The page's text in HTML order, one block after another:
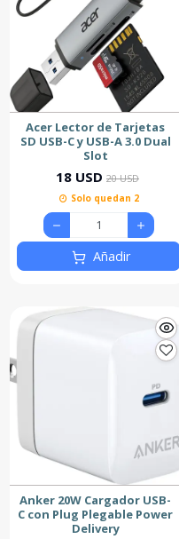
Acer Lector de Tarjetas
SD USB-C y USB-A 3.0 Dual
Slot
18 USD 20 USD
Solo quedan 2
Añadir
Anker 20W Cargador USB-
C con Plug Plegable Power
Delivery